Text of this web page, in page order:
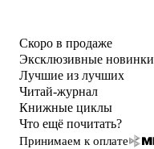
Скоро в продаже
Эксклюзивные новинки
Лучшие из лучших
Читай-журнал
Книжные циклы
Что ещё почитать?
Принимаем к оплате